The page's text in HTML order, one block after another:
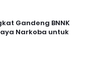
Gandeng BNNK
Narkoba untuk